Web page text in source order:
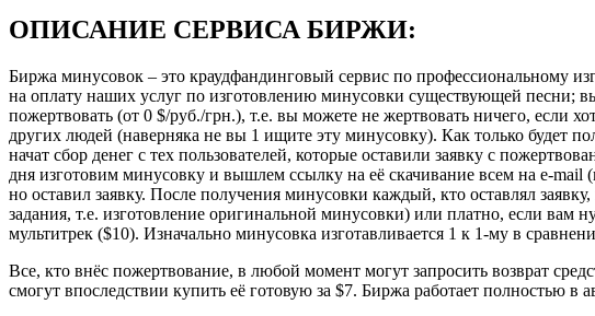
ОПИСАНИЕ СЕРВИСА БИРЖИ:
Биржа минусовок – это краудфандинговый сервис по профессиональному
на оплату наших услуг по изготовлению минусовки существующей песни;
пожертвовать (от 0 $/руб./грн.), т.е. вы можете не жертвовать ничего, если
других людей (наверняка не вы 1 ищите эту минусовку). Как только будет
начат сбор денег с тех пользователей, которые оставили заявку с
дня изготовим минусовку и вышлем ссылку на её скачивание всем на e-
но оставил заявку. После получения минусовки каждый, кто оставлял
задания, т.е. изготовление оригинальной минусовки) или платно, если вам
мультитрек ($10). Изначально минусовка изготавливается 1 к 1-му в
Все, кто внёс пожертвование, в любой момент могут запросить возврат
смогут впоследствии купить её готовую за $7. Биржа работает полностью